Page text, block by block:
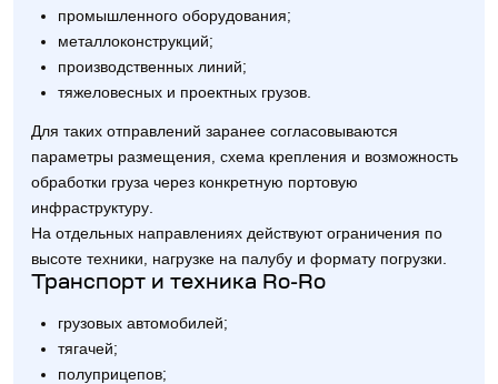
промышленного оборудования;
металлоконструкций;
производственных линий;
тяжеловесных и проектных грузов.
Для таких отправлений заранее согласовываются
параметры размещения, схема крепления и возможность
обработки груза через конкретную портовую
инфраструктуру.
На отдельных направлениях действуют ограничения по
высоте техники, нагрузке на палубу и формату погрузки.
Транспорт и техника Ro-Ro
грузовых автомобилей;
тягачей;
полуприцепов;